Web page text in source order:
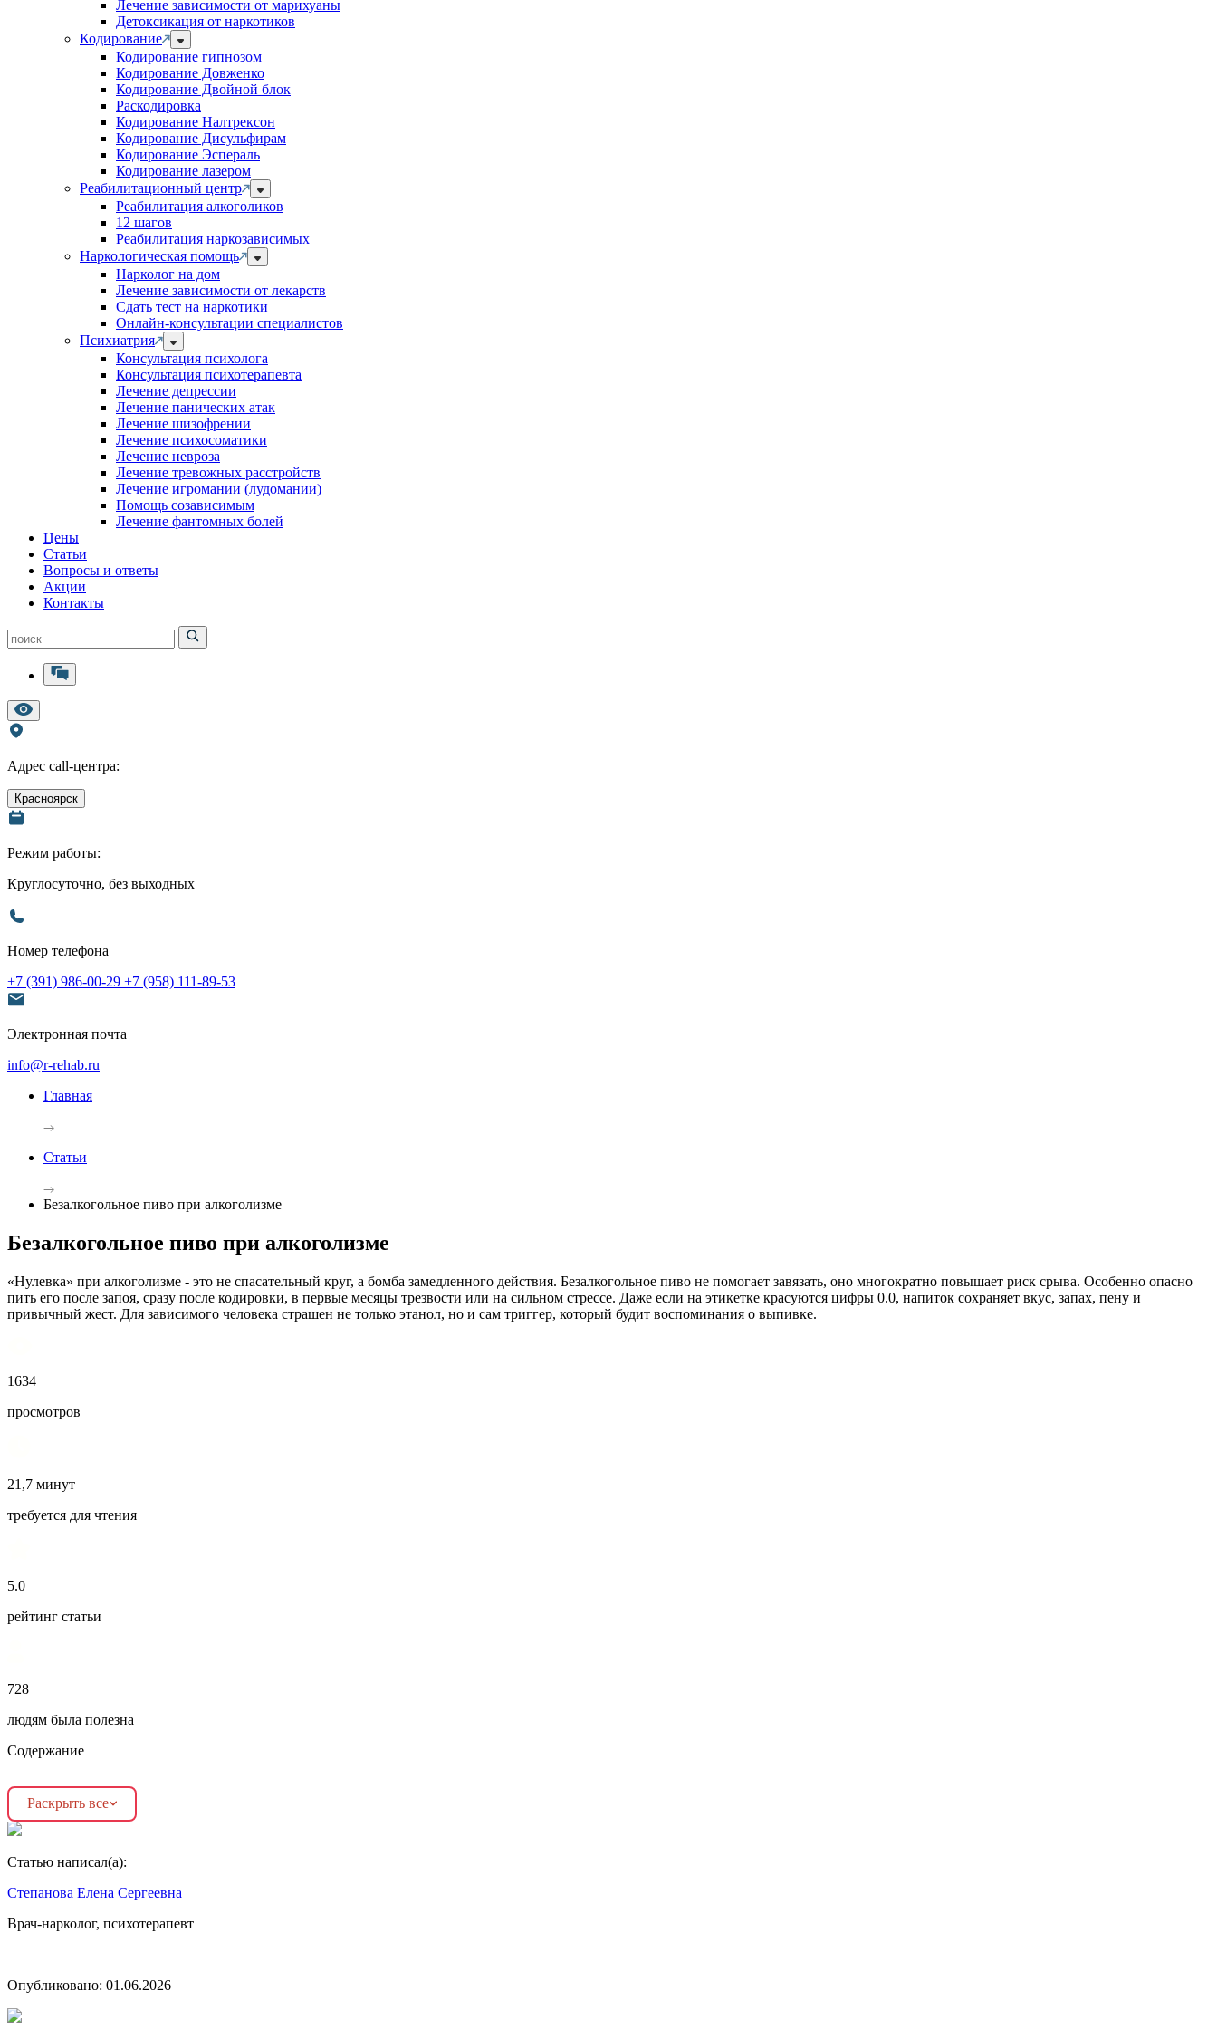
Лечение зависимости от марихуаны
Детоксикация от наркотиков
Кодирование
Кодирование гипнозом
Кодирование Довженко
Кодирование Двойной блок
Раскодировка
Кодирование Налтрексон
Кодирование Дисульфирам
Кодирование Эспераль
Кодирование лазером
Реабилитационный центр
Реабилитация алкоголиков
12 шагов
Реабилитация наркозависимых
Наркологическая помощь
Нарколог на дом
Лечение зависимости от лекарств
Сдать тест на наркотики
Онлайн-консультации специалистов
Психиатрия
Консультация психолога
Консультация психотерапевта
Лечение депрессии
Лечение панических атак
Лечение шизофрении
Лечение психосоматики
Лечение невроза
Лечение тревожных расстройств
Лечение игромании (лудомании)
Помощь созависимым
Лечение фантомных болей
Цены
Статьи
Вопросы и ответы
Акции
Контакты
Адрес call-центра:
Красноярск
Режим работы:
Круглосуточно, без выходных
Номер телефона
+7 (391) 986-00-29 +7 (958) 111-89-53
Электронная почта
info@r-rehab.ru
Главная
Статьи
Безалкогольное пиво при алкоголизме
Безалкогольное пиво при алкоголизме
«Нулевка» при алкоголизме - это не спасательный круг, а бомба замедленного действия. Безалкогольное пиво не помогает завязать, оно многократно повышает риск срыва. Особенно опасно
пить его после запоя, сразу после кодировки, в первые месяцы трезвости или на сильном стрессе. Даже если на этикетке красуются цифры 0.0, напиток сохраняет вкус, запах, пену и
привычный жест. Для зависимого человека страшен не только этанол, но и сам триггер, который будит воспоминания о выпивке.
1634
просмотров
21,7 минут
требуется для чтения
5.0
рейтинг статьи
728
людям была полезна
Содержание
Раскрыть все
Статью написал(а):
Степанова Елена Сергеевна
Врач-нарколог, психотерапевт
Опубликовано: 01.06.2026